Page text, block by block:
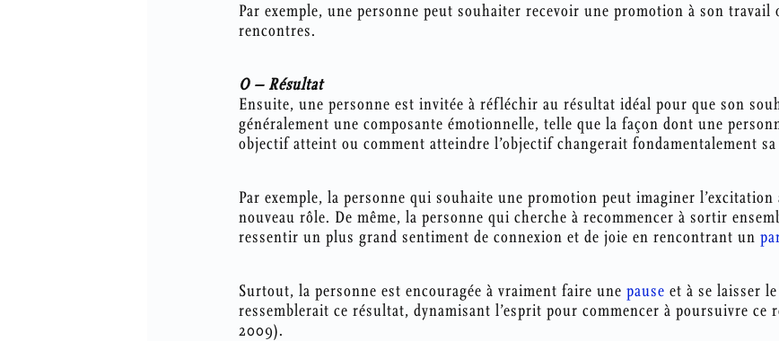
Par exemple, une personne peut souhaiter recevoir une promotion à son travail
rencontres.
O – Résultat
Ensuite, une personne est invitée à réfléchir au résultat idéal pour que son
généralement une composante émotionnelle, telle que la façon dont une
objectif atteint ou comment atteindre l’objectif changerait fondamentalement sa
Par exemple, la personne qui souhaite une promotion peut imaginer l’excitation
nouveau rôle. De même, la personne qui cherche à recommencer à sortir
ressentir un plus grand sentiment de connexion et de joie en rencontrant un
Surtout, la personne est encouragée à vraiment faire une pause et à se laisser
ressemblerait ce résultat, dynamisant l’esprit pour commencer à poursuivre ce
2009).